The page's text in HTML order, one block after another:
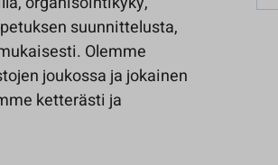
suunnittelusta,
Olemme
joukossa ja jokainen
ketterästi ja